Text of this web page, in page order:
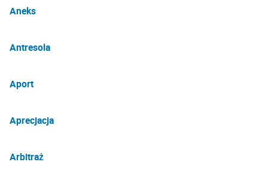
Aneks
Antresola
Aport
Aprecjacja
Arbitraż